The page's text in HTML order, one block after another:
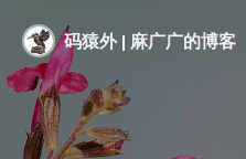
码猿外 | 麻广广的博客